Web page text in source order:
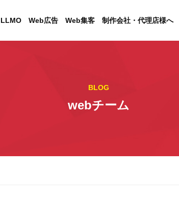
LLMO Web広告 Web集客 制作会社・代理店様へ
BLOG
webチーム